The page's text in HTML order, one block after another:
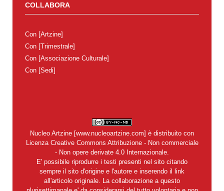
COLLABORA
Con [Artzine]
Con [Trimestrale]
Con [Associazione Culturale]
Con [Sedi]
Nucleo Artzine [www.nucleoartzine.com] è distribuito con
Licenza Creative Commons Attribuzione - Non commerciale
- Non opere derivate 4.0 Internazionale
E' possibile riprodurre i testi presenti nel sito citando
sempre il sito d'origine e l'autore e inserendo il link
all'articolo originale. La collaborazione a questo